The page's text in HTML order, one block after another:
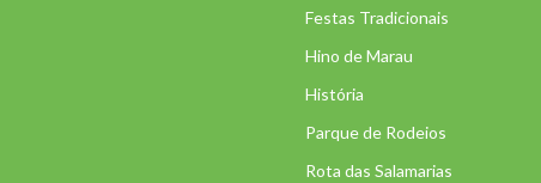
Festas Tradicionais
Hino de Marau
História
Parque de Rodeios
Rota das Salamarias